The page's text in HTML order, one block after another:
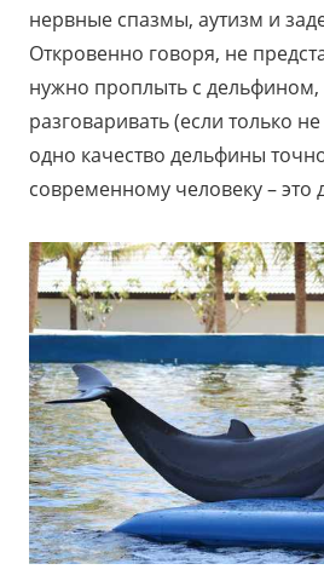
нервные спазмы, аутизм и
Откровенно говоря, не
нужно проплыть с дельфином,
разговаривать (если только
одно качество дельфины
современному человеку – это